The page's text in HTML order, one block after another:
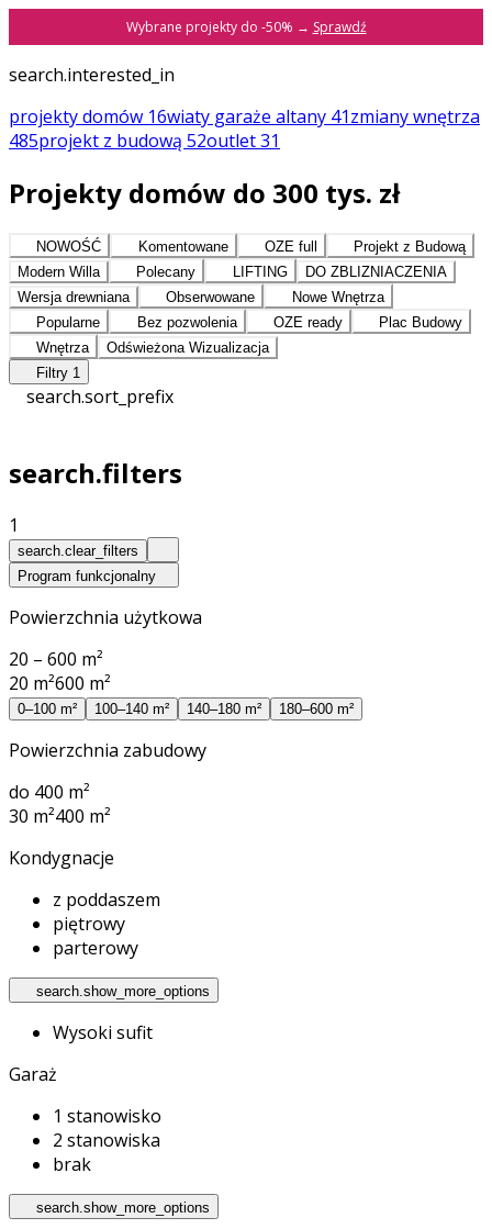
Wybrane projekty do -50% → Sprawdź
search.interested_in
projekty domów 16wiaty garaże altany 41zmianywnętrza
485projekt z budową 52outlet31
Projekty domów do 300 tys. zł
NOWOŚĆ Komentowane OZE full
Projekt z Budową
Modern Willa
Polecany LIFTING
DO ZBLIZNIACZENIA
Wersja drewniana
Obserwowane
Nowe Wnętrza
Popularne
Bez pozwolenia OZE ready
Plac Budowy
Wnętrza
Odświeżona Wizualizacja
Filtry 1
search.sort_prefix
search.filters
1
search.clear_filters
Program funkcjonalny
Powierzchnia użytkowa
20 – 600 m²
20 m²600 m²
0–100 m² 100–140 m² 140–180 m² 180–600 m²
Powierzchnia zabudowy
do 400 m²
30 m²400 m²
Kondygnacje
z poddaszem
piętrowy
parterowy
search.show_more_options
Wysoki sufit
Garaż
1 stanowisko
2 stanowiska
brak
search.show_more_options